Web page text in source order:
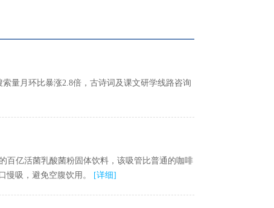
量月环比暴涨2.8倍，古诗词及课文研学线路咨询
百亿活菌乳酸菌粉固体饮料，该吸管比普通的咖啡
慢吸，避免空腹饮用。
[详细]